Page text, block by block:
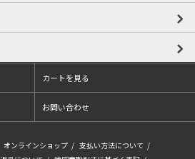
カートを見る
お問い合わせ
オンラインショップ / 支払い方法について /